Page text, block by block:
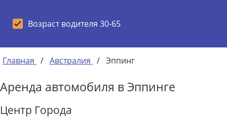
Возраст водителя 30-65
Главная / Австралия / Эппинг
Аренда автомобиля в Эппинге
Центр Города